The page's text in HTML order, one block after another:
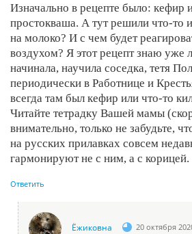
Изначально в рецепте было: кефир
простокваша. А тут решили что-то
на молоко? И с чем будет
воздухом? Я этот рецепт знаю уже
начинала, научила соседка, тетя
периодически в Работнице и
всегда там был кефир или что-то
Читайте тетрадку Вашей мамы
внимательно, только не забудьте,
на русских прилавках совсем
гармонируют не с ним, а с корицей.
Ответить
Ёжиковна 20 октября